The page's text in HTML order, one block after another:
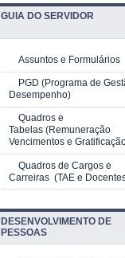
GUIA DO SERVIDOR
Assuntos e Formulários
PGD (Programa de
Desempenho)
Quadros e
Tabelas (Remuneração
Vencimentos e
Quadros de Cargos e
Carreiras (TAE e
DESENVOLVIMENTO DE
PESSOAS